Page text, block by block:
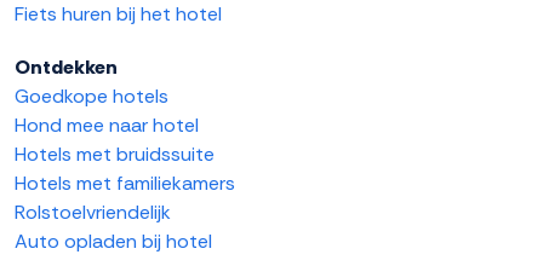
Fiets huren bij het hotel
Ontdekken
Goedkope hotels
Hond mee naar hotel
Hotels met bruidssuite
Hotels met familiekamers
Rolstoelvriendelijk
Auto opladen bij hotel